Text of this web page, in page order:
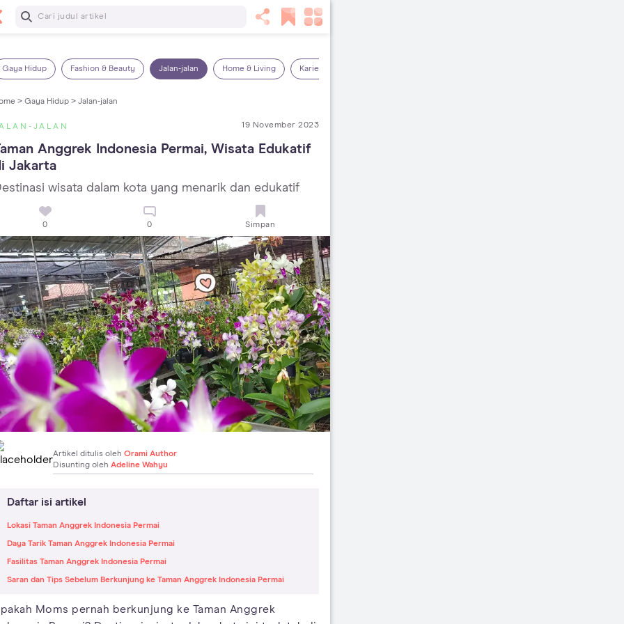
Baca Selanjutnya
Gaya Hidup Fashion & Beauty Jalan-jalan Home & Living Karier & Keuangan
> Gaya Hidup > Jalan-jalan
JALAN 19 November 2023
Anggrek Indonesia Permai, Wisata Edukatif
Jakarta
wisata dalam kota yang menarik dan edukatif
0 0 Simpan
Artikel ditulis oleh Orami Author
Disunting oleh Adeline Wahyu
Daftar isi artikel
Lokasi Taman Anggrek Indonesia Permai
Daya Tarik Taman Anggrek Indonesia Permai
Fasilitas Taman Anggrek Indonesia Permai
Saran dan Tips Sebelum Berkunjung ke Taman Anggrek Indonesia Permai
Moms pernah berkunjung ke Taman Anggrek